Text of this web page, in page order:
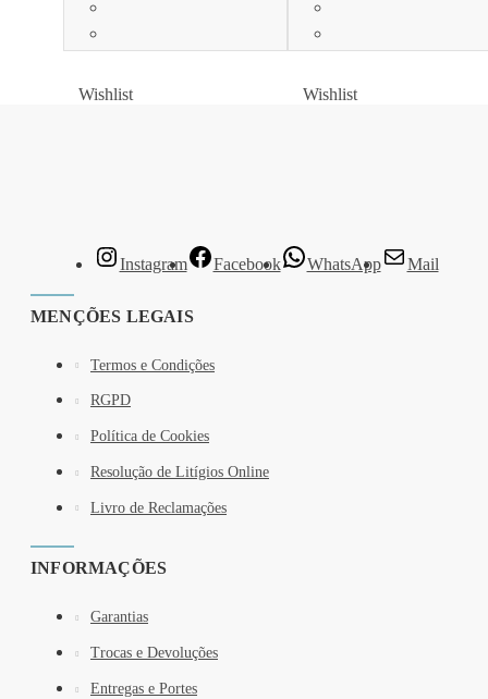
Wishlist
Wishlist
Instagram Facebook WhatsApp Mail
MENÇÕES LEGAIS
Termos e Condições
RGPD
Política de Cookies
Resolução de Litígios Online
Livro de Reclamações
INFORMAÇÕES
Garantias
Trocas e Devoluções
Entregas e Portes